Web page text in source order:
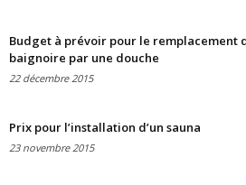
Budget à prévoir pour le remplacement
baignoire par une douche
22 décembre 2015
Prix pour l’installation d’un sauna
23 novembre 2015